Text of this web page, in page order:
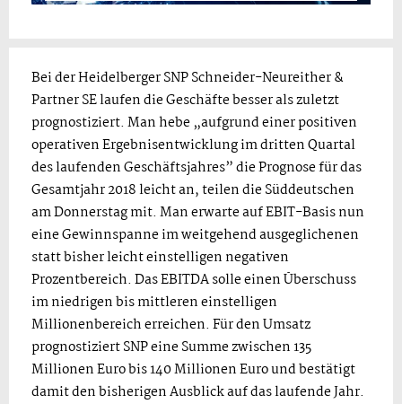
Bei der Heidelberger SNP Schneider-Neureither &
Partner SE laufen die Geschäfte besser als zuletzt
prognostiziert. Man hebe „aufgrund einer positiven
operativen Ergebnisentwicklung im dritten Quartal
des laufenden Geschäftsjahres” die Prognose für das
Gesamtjahr 2018 leicht an, teilen die Süddeutschen
am Donnerstag mit. Man erwarte auf EBIT-Basis nun
eine Gewinnspanne im weitgehend ausgeglichenen
statt bisher leicht einstelligen negativen
Prozentbereich. Das EBITDA solle einen Überschuss
im niedrigen bis mittleren einstelligen
Millionenbereich erreichen. Für den Umsatz
prognostiziert SNP eine Summe zwischen 135
Millionen Euro bis 140 Millionen Euro und bestätigt
damit den bisherigen Ausblick auf das laufende Jahr.